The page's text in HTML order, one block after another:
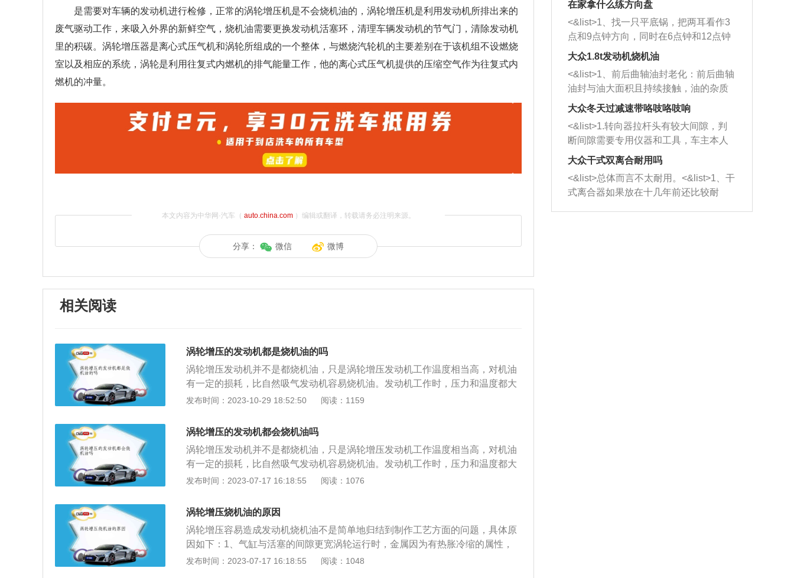
是需要对车辆的发动机进行检修，正常的涡轮增压机是不会烧机油的，涡轮增压机是利用发动机所排出来的
废气驱动工作，来吸入外界的新鲜空气，烧机油需要更换发动机活塞环，清理车辆发动机的节气门，清除发动机
里的积碳。涡轮增压器是离心式压气机和涡轮所组成的一个整体，与燃烧汽轮机的主要差别在于该机组不设燃烧
室以及相应的系统，涡轮是利用往复式内燃机的排气能量工作，他的离心式压气机提供的压缩空气作为往复式内
燃机的冲量。
本文内容为中华网·汽车（ auto.china.com）编辑或翻译，转载请务必注明来源。
分享： 微信 微博
相关阅读
涡轮增压的发动机都是烧机油的吗
涡轮增压发动机并不是都烧机油，只是涡轮增压发动机工作温度相当高，对机油
有一定的损耗，比自然吸气发动机容易烧机油。发动机工作时，压力和温度都大
大增加，所以发动机寿命会比相同排量的发动机不增压时短。压力的增加直接导
主要作用下，很容易通过气缸壁汽化进入气缸燃烧室，与燃料一起燃烧。涡轮增
压发动机可以在不改变排气量的情况下，利用涡轮增压器增加发动机的进气量，
提高发动机功率。废气排放得到了很好的控制，为全球实时节能减排做出了巨大
贡献。目前，发动机制造技术已经非常成熟。与自然吸气发动机相比，涡轮增压
发动机的机油燃烧情况得到了显著改善。即使有少量的机油会流入燃烧室，这个
发布时间：2023-10-29 18:52:50 阅读：1159
涡轮增压的发动机都会烧机油吗
涡轮增压发动机并不是都烧机油，只是涡轮增压发动机工作温度相当高，对机油
有一定的损耗，比自然吸气发动机容易烧机油。发动机工作时，压力和温度都大
大增加，所以发动机寿命会比相同排量的发动机不增压时短。压力的增加直接导
主要作用下，很容易通过气缸壁汽化进入气缸燃烧室，与燃料一起燃烧。涡轮增
压发动机可以在不改变排气量的情况下，利用涡轮增压器增加发动机的进气量，
提高发动机功率。废气排放得到了很好的控制，为全球实时节能减排做出了巨大
贡献。目前，发动机制造技术已经非常成熟。与自然吸气发动机相比，涡轮增压
发动机的机油燃烧情况得到了显著改善。即使有少量的机油会流入燃烧室，这个
发布时间：2023-07-17 16:18:55 阅读：1076
涡轮增压烧机油的原因
涡轮增压容易造成发动机烧机油不是简单地归结到制作工艺方面的问题，具体原
因如下：1、气缸与活塞的间隙更宽涡轮运行时，金属因为有热胀冷缩的属性，
发动机气缸与活塞之间的间隙就会因为温度的快速升高而变小，所以涡轮增压发
发布时间：2023-07-17 16:18:55 阅读：1048
堵塞情况比较严重，也可以采取应急措
施。 <&list>2、直接利用木棍将所有的
杂物推到排气管里面的位置处，然后将
三元催化器拆解开，就可以将堵塞的东
西取出来。但如果是因为积碳过多引起
的堵塞，就需要将三元催化器泡在草酸
洗剂对堵塞的情况得到解决，将清洗剂
放在燃油箱中，与燃油混合后，车辆启
动时，就可以和汽油一起进入到燃烧
室，最后形成废气排出，就可以让三元
催化器得到清洗，排气管堵塞的情况就
能够得到解决。
在家拿什么练方向盘
<&list>1、找一只平底锅，把两耳看作3
点和9点钟方向，同时在6点钟和12点钟
方向做一个标记。 <&list>2、双手握住
一圈半的练习，往右同样也要打相同的
圈数。 <&list>3、最后强调要反复练
习，这样就可以形成肌肉记忆，在真实
驾驶车辆时，不需要记忆也能打好方
向。
大众1.8t发动机烧机油
<&list>1、前后曲轴油封老化：前后曲轴
油封与油大面积且持续接触，油的杂质
和发动机内持续温度变化使其密封效果
逐渐减弱，导致渗油或漏油。<&list>2、
活塞间隙过大：积碳会使活塞环与缸体
的间隙扩大，导致机油流入燃烧室中，
造成烧机油。<&list>3、机油粘度。使用
机油粘度过小的话，同样会有烧机油现
象，机油粘度过小具有很好的流动性，
大众冬天过减速带咯吱咯吱响
<&list>1.转向器拉杆头有较大间隙，判
断间隙需要专用仪器和工具，车主本人
无法制作，需要将车辆送到修理厂或4s
店；<&list>2.车辆半轴套管防尘罩破
裂，破裂后会出现漏油现象，使半轴磨
损严重，磨损的半轴容易损坏，产生异
响；<&list>3.稳定器的转向胶套和球头
大众干式双离合耐用吗
<&list>总体而言不太耐用。<&list>1、干
式离合器如果放在十几年前还比较耐